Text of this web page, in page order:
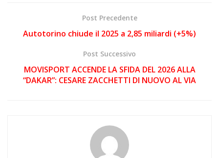
Post Precedente
Autotorino chiude il 2025 a 2,85 miliardi (+5%)
Post Successivo
MOVISPORT ACCENDE LA SFIDA DEL 2026 ALLA
“DAKAR”: CESARE ZACCHETTI DI NUOVO AL VIA